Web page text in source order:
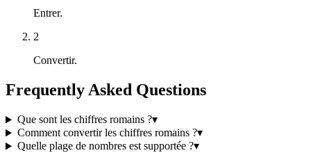
Entrer.
2
Convertir.
Frequently Asked Questions
Que sont les chiffres romains ?▾
Comment convertir les chiffres romains ?▾
Quelle plage de nombres est supportée ?▾